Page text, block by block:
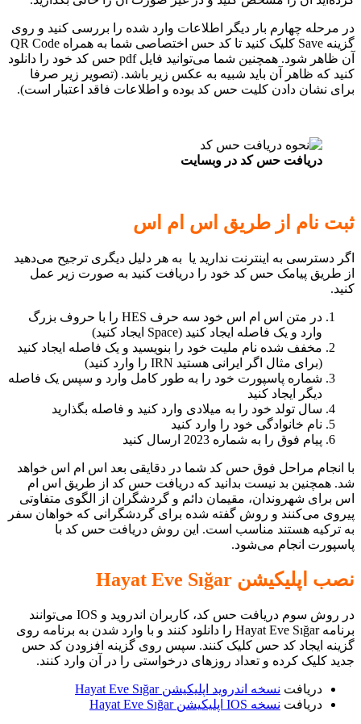
در مرحله چهارم بار دیگر اطلاعات وارد شده را بررسی کنید و روی
گزینه Save کلیک کنید تا کد حس اختصاصی شما به همراه QR Code
آن ظاهر شود. همچنین شما می‌توانید فایل pdf حس کد خود را دانلود
کنید که ظاهر آن باید شبیه به عکس زیر باشد. (تصویر زیر صرفا
برای نشان دادن کلیت حس کد بوده و اطلاعات فاقد اعتبار است).
دریافت حس کد در وبسایت
ثبت نام از طریق اس ام اس
اگر دسترسی به اینترنت ندارید یا به هر دلیل دیگری ترجیح می‌دهید
از طریق پیامک حس کد خود را دریافت کنید به صورت زیر عمل
کنید.
در متن اس ام اس خود سه حرف HES را با حروف بزرگ
وارد و یک فاصله ایجاد کنید (Space ایجاد کنید)
مخفف شده نام ملیت خود را بنویسید و یک فاصله ایجاد کنید
(برای مثال اگر ایرانی هستید IRN را وارد کنید)
شماره پاسپورت خود را به طور کامل وارد و سپس یک فاصله
دیگر ایجاد کنید
سال تولد خود را به میلادی وارد کنید و فاصله بگذارید
نام خانوادگی خود را وارد کنید
پیام فوق را به شماره 2023 ارسال کنید
با انجام مراحل فوق حس کد شما در دقایقی بعد اس ام اس خواهد
شد. همچنین بد نیست بدانید که دریافت حس کد از طریق اس ام
اس برای شهروندان، مقیمان دائم و گردشگران از الگوی متفاوتی
پیروی می‌کنند و روش گفته شده برای گردشگرانی که خواهان سفر
به ترکیه هستند مناسب است. این روش دریافت حس کد با
پاسپورت انجام می‌شود.
نصب اپلیکیشن Hayat Eve Sığar
در روش سوم دریافت حس کد، کاربران اندروید و IOS می‌توانند
برنامه Hayat Eve Sığar را دانلود کنند و با وارد شدن به برنامه روی
گزینه ایجاد کد حس کلیک کنند. سپس روی گزینه افزودن کد حس
جدید کلیک کرده و تعداد روز‌های درخواستی را در آن وارد کنند.
دریافت نسخه اندروید اپلیکیشن Hayat Eve Sığar
دریافت نسخه IOS اپلیکیشن Hayat Eve Sığar